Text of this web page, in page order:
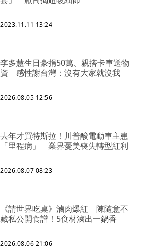
2023.11.11 13:24
李多慧生日豪捐50萬、親搭卡車送物
資 感性謝台灣：沒有大家就沒我
2026.08.05 12:56
去年才買特斯拉！川普酸電動車主患
「里程病」 業界憂美喪失轉型紅利
2026.08.07 08:23
《請世界吃桌》滷肉爆紅 陳隨意不
藏私公開食譜！5食材滷出一鍋香
2026.08.06 21:06